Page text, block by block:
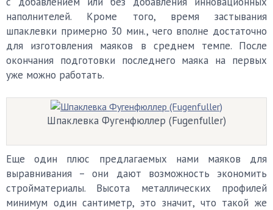
наполнителей. Кроме того, время застывания
шпаклевки примерно 30 мин., чего вполне достаточно
для изготовления маяков в среднем темпе. После
окончания подготовки последнего маяка на первых
уже можно работать.
Шпаклевка Фугенфюллер (Fugenfuller)
Еще один плюс предлагаемых нами маяков для
выравнивания – они дают возможность экономить
стройматериалы. Высота металлических профилей
минимум один сантиметр, это значит, что такой же